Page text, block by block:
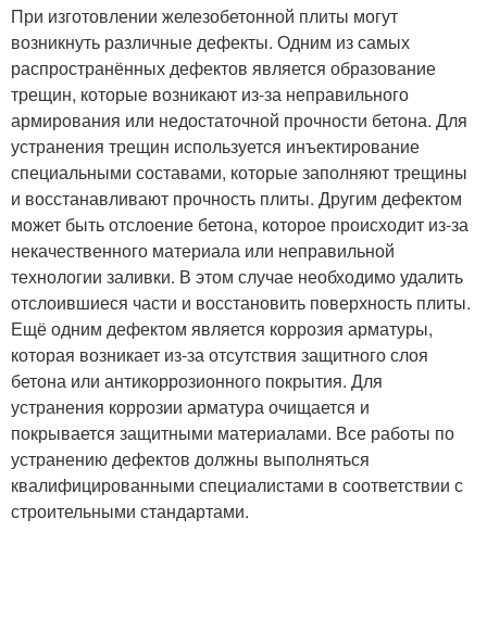
При изготовлении железобетонной плиты могут
возникнуть различные дефекты. Одним из самых
распространённых дефектов является образование
трещин, которые возникают из-за неправильного
армирования или недостаточной прочности бетона. Для
устранения трещин используется инъектирование
специальными составами, которые заполняют трещины
и восстанавливают прочность плиты. Другим дефектом
может быть отслоение бетона, которое происходит из-за
некачественного материала или неправильной
технологии заливки. В этом случае необходимо удалить
отслоившиеся части и восстановить поверхность плиты.
Ещё одним дефектом является коррозия арматуры,
которая возникает из-за отсутствия защитного слоя
бетона или антикоррозионного покрытия. Для
устранения коррозии арматура очищается и
покрывается защитными материалами. Все работы по
устранению дефектов должны выполняться
квалифицированными специалистами в соответствии с
строительными стандартами.